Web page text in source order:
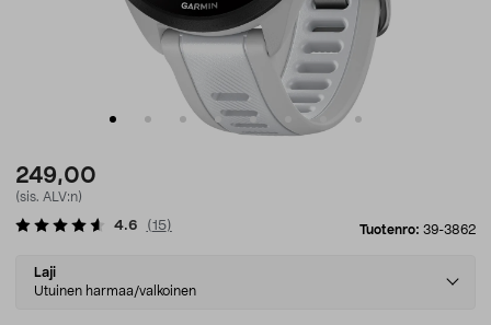
249,00
(sis. ALV:n)
Tuotenro: 39-3862
4.6 (15)
Select
variant
Laji
Utuinen harmaa/valkoinen